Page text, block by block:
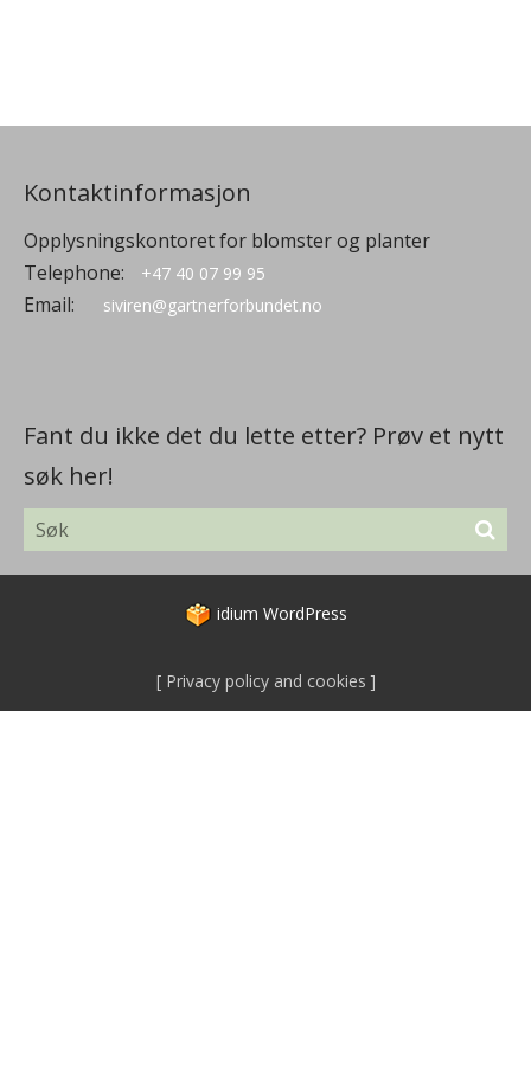
Kontaktinformasjon
Opplysningskontoret for blomster og planter
Telephone:
+47 40 07 99 95
Email: siviren@gartnerforbundet.no
Fant du ikke det du lette etter? Prøv et nytt
søk her!
idium WordPress
Privacy policy and cookies